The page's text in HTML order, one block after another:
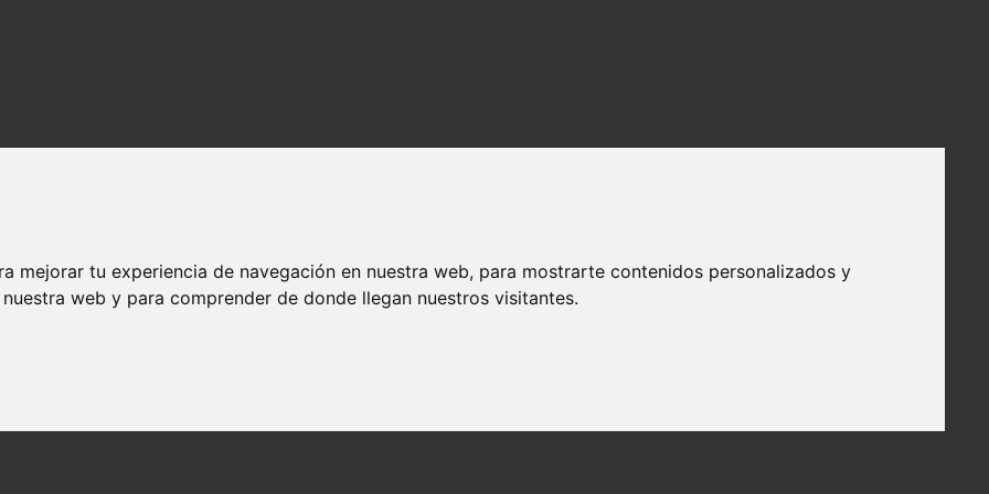
mejorar tu experiencia de navegación en nuestra web, para mostrarte contenidos personalizados y
web y para comprender de donde llegan nuestros visitantes.